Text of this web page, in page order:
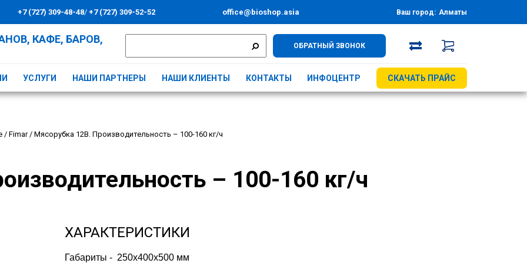
+7 (727) 309-48-48/+7 (727) 309-52-52 office@bioshop.asia Ваш город: Алматы
КАФЕ, БАРОВ,
ОБРАТНЫЙ ЗВОНОК
УСЛУГИ НАШИ ПАРТНЕРЫ НАШИ КЛИЕНТЫ КОНТАКТЫ ИНФОЦЕНТР СКАЧАТЬ ПРАЙС
/ Fimar / Мясорубка 12B. Производительность – 100-160 кг/ч
– 100-160 кг/ч
ХАРАКТЕРИСТИКИ
Габариты -  250x400x500 мм